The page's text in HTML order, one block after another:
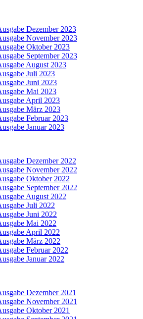
Dezember 2023
November 2023
Oktober 2023
September 2023
August 2023
Juli 2023
Juni 2023
Mai 2023
April 2023
März 2023
Februar 2023
Januar 2023
Dezember 2022
November 2022
Oktober 2022
September 2022
August 2022
Juli 2022
Juni 2022
Mai 2022
April 2022
März 2022
Februar 2022
Januar 2022
Dezember 2021
November 2021
Oktober 2021